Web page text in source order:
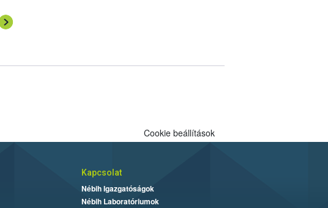
Cookie beállítások
Kapcsolat
Nébih Igazgatóságok
Nébih Laboratóriumok